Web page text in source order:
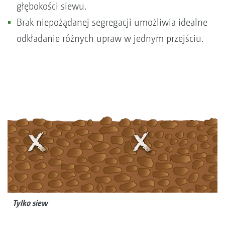
głębokości siewu.
Brak niepożądanej segregacji umożliwia idealne
odkładanie różnych upraw w jednym przejściu.
Tylko siew